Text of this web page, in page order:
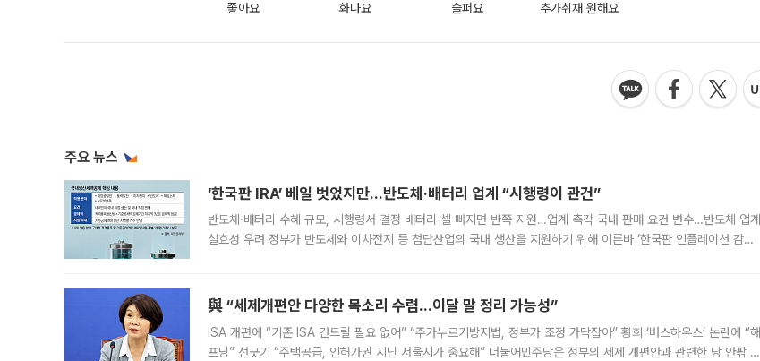
좋아요 화나요 슬퍼요 추가취재 원해요
주요 뉴스
‘한국판 IRA’ 베일 벗었지만…반도체·배터리 업계 “시행령이 관건”
반도체·배터리 수혜 규모, 시행령서 결정 배터리 셀 빠지면 반쪽 지원…업계 촉각 국내 판매 요건 변수…반도체 업계
실효성 우려 정부가 반도체와 이차전지 등 첨단산업의 국내 생산을 지원하기 위해 이른바 ‘한국판 인플레이션 감축
與 “세제개편안 다양한 목소리 수렴…이달 말 정리 가능성”
ISA 개편에 “기존 ISA 건드릴 필요 없어” “주가누르기방지법, 정부가 조정 가닥잡아” 황희 ‘버스하우스’ 논란에 “해
프닝” 선긋기 “주택공급, 인허가권 지닌 서울시가 중요해” 더불어민주당은 정부의 세제 개편안과 관련한 당 안팎 의